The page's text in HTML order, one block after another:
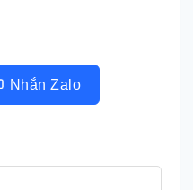
Nhắn Zalo